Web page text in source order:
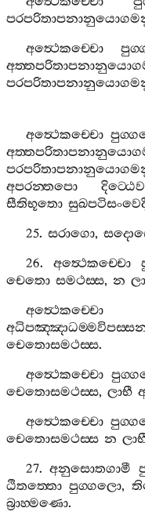
අත්‍ථෙකච‍්චො
අත්‍ථෙකච‍්චො
අපරන‍්තපො
සීතිභූතො
25. සරාගො,
26. අත්‍ථෙකච‍්චො
චෙතො සමථස‍්ස, න
අත්‍ථෙකච‍්චො
චෙතොසමථස‍්ස.
අත්‍ථෙකච‍්චො
චෙතොසමථස‍්ස, ලාභී
අත්‍ථෙකච‍්චො
චෙතොසමථස‍්ස න
27.අනුසොතගාමී
ඨිතත‍්තො පුග‍්ගලො,
බ්‍රාහ‍්මණො.